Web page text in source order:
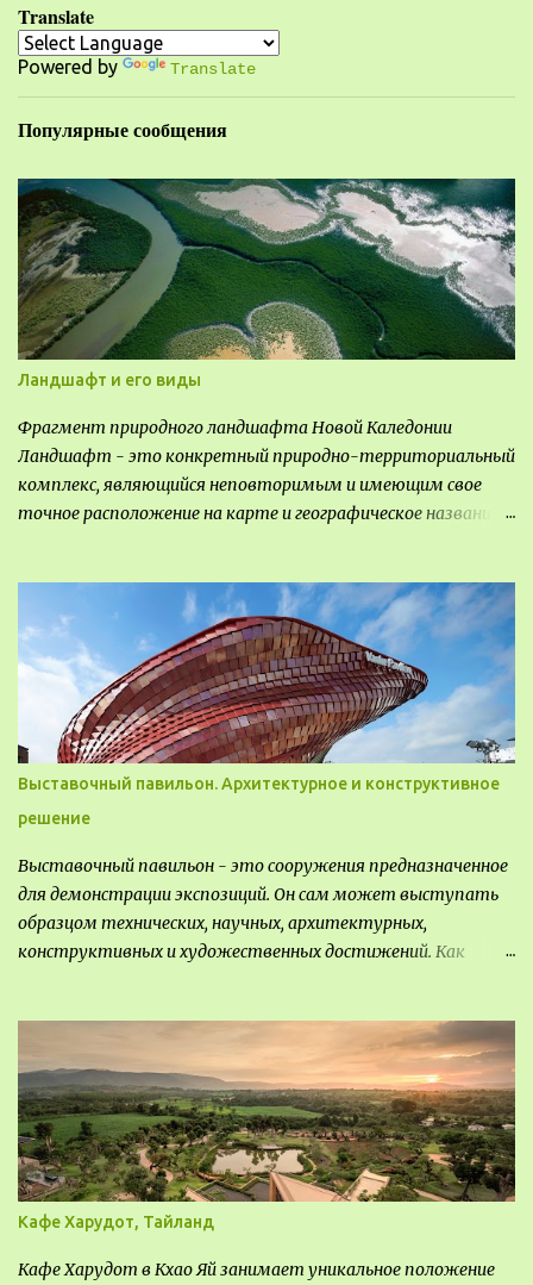
р
и
и
Translate
Powered by Translate
Популярные сообщения
Ландшафт и его виды
Фрагмент природного ландшафта Новой Каледонии
Ландшафт - это конкретный природно-территориальный
комплекс, являющийся неповторимым и имеющим свое
точное расположение на карте и географическое название.
видом деятельность происходящей на них. Одни
используют в качестве выращивания агрокультур. Другие
для строительства населенных пунктов и т.д.
Выставочный павильон. Архитектурное и конструктивное
решение
Выставочный павильон - это сооружения предназначенное
для демонстрации экспозиций. Он сам может выступать
образцом технических, научных, архитектурных,
конструктивных и художественных достижений. Как
универсальные тематические временные постоянные
передвижные стационарные Назначение выставочных
павильонов - показ экспозиции, с целью информации,
пропаганды, рекламы, внедрения новых технологий, обмен
опытом, привлечения внимания и т.д.
Кафе Харудот, Тайланд
Кафе Харудот в Кхао Яй занимает уникальное положение